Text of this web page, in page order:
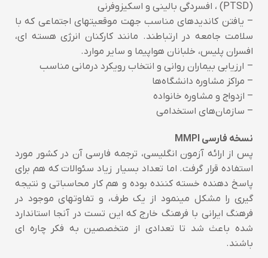
(PTSD) ، افسردگی بالینی و اسکیزوفرنی
– یافتن کاندیدهای مناسب جهت موقعیتهای اجتماعی که با
سلامت جامعه در ارتباطند. مانند کارکنان انرژی هسته ای،
افسران پلیس، خلبانان هواپیما و سایر موارد.
– ارزیابی بیماران روانی و انتخاب رویکرد درمانی مناسب
– مراکز مشاوره دانشگاه‌ها
– ازدواج و مشاوره خانواده
– سازمان‌های استخدامی
نسخه فارسی MMPI
پس از ارائه آزمون انگلیسی، ترجمه فارسی آن در کشور مورد
استفاده قرار گرفت. اما تعداد بسیار زیاد سئوالات که هم برای
پاسخ دهنده خسته کننده بوده و هم کار محاسباتی و نتیجه
گیری را مشکل مینمود از یک طرف، و تفاوتهای موجود در
فرهنگ ایرانی با فرهنگ خارج که این تست در آنجا استاندارد
شده باعث شد تا تعدادی از متخصصین به فکر چاره ای
باشند.